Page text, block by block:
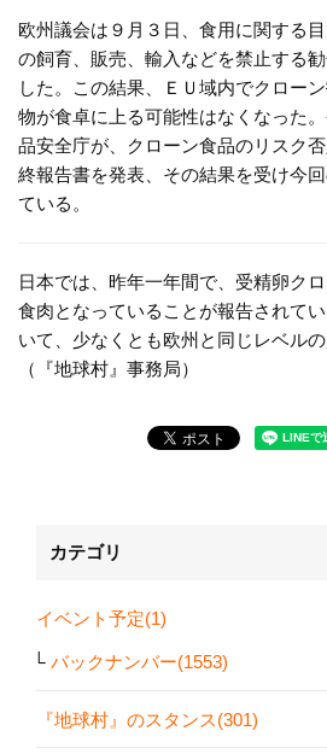
欧州議会は９月３日、食用に関する
の飼育、販売、輸入などを禁止する
した。この結果、ＥＵ域内でクロー
物が食卓に上る可能性はなくなった
品安全庁が、クローン食品のリスク
終報告書を発表、その結果を受け今
ている。
日本では、昨年一年間で、受精卵クロ
食肉となっていることが報告されて
いて、少なくとも欧州と同じレベルの
（『地球村』事務局）
カテゴリ
イベント予定(1)
バックナンバー(1553)
『地球村』のスタンス(301)